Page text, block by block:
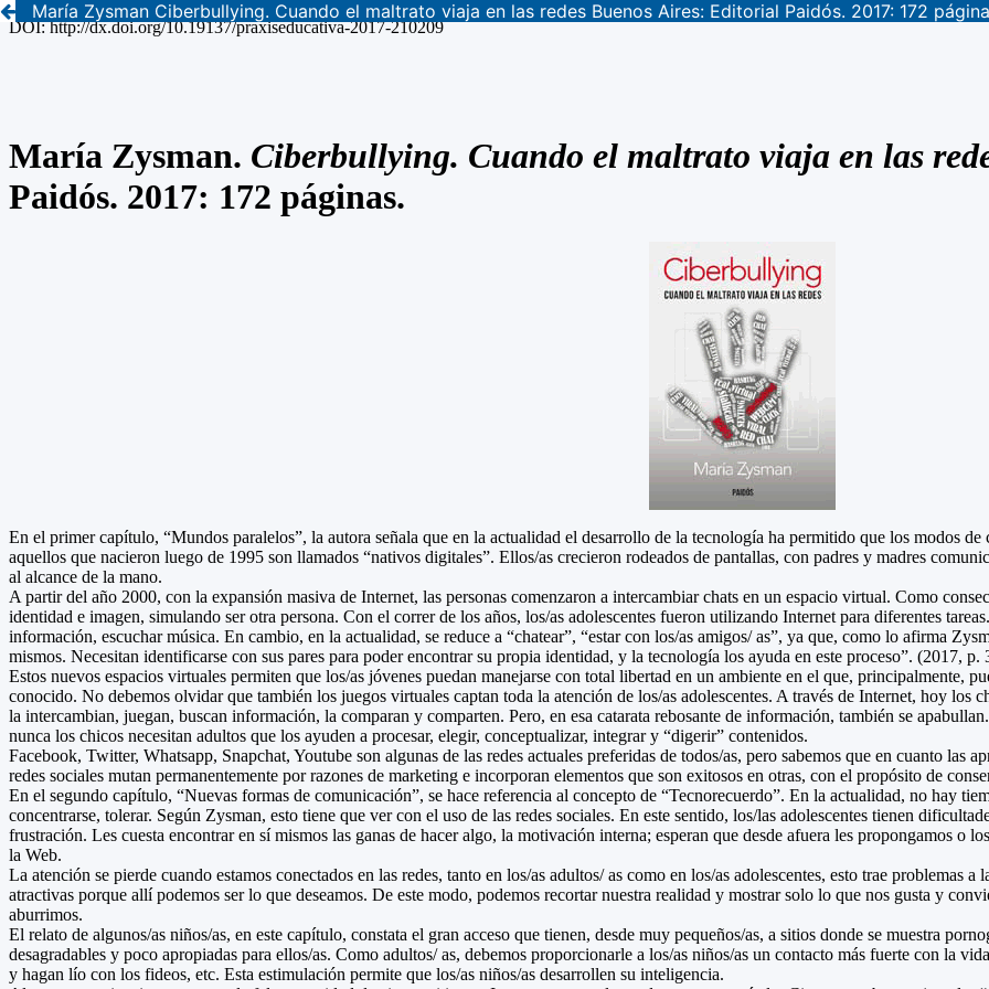
María Zysman Ciberbullying. Cuando el maltrato viaja en las redes Buenos Aires: Editorial Paidós. 2017: 172